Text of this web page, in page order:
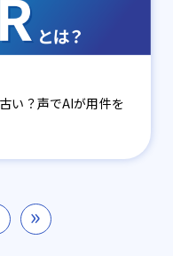
い？声でAIが用件を
»